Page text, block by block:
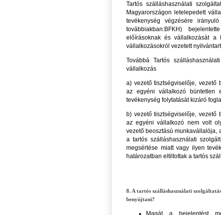
Tartós szálláshasználati
Magyarországon letelepedett
tevékenység végzésére
továbbiakban:BFKH)
előírásoknak és vállalkozását a
vállalkozásokról vezetett
Továbbá Tartós
vállalkozás
a) vezető tisztségviselője, vezető
az egyéni vállalkozó büntetlen
tevékenység folytatását kizáró
b) vezető tisztségviselője, vezető
az egyéni vállalkozó nem volt
vezető beosztású munkavállalója,
a tartós szálláshasználati
megsértése miatt vagy ilyen
határozatban eltiltottak a tartós
8. A tartós szálláshasználati
benyújtani?